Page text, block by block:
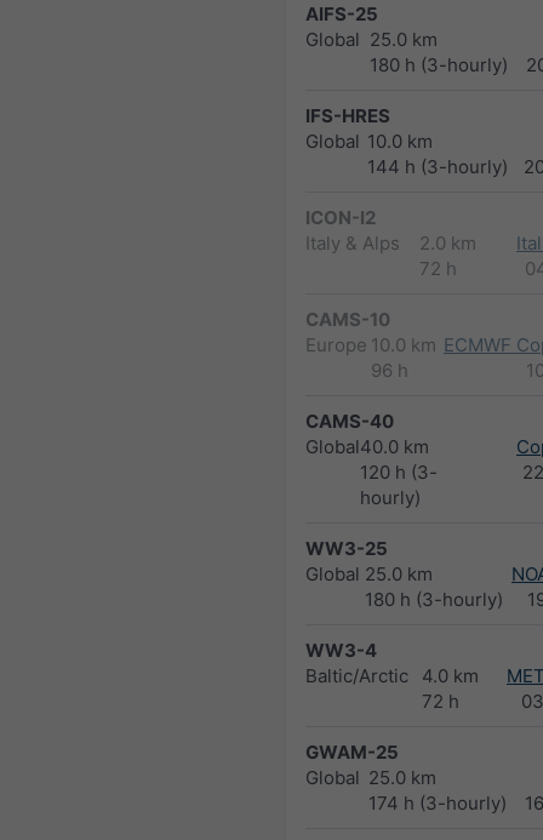
AIFS-25
Global 25.0 km
180 h (3-hourly)
IFS-HRES
Global 10.0 km
144 h (3-hourly)
ICON-I2
Italy & Alps
2.0 km
72 h
CAMS-10
Europe 10.0 km
96 h
ECMWF
CAMS-40
Global40.0 km
120 h (3-
hourly)
WW3-25
Global 25.0 km
180 h (3-hourly)
WW3-4
Baltic/Arctic
4.0 km
72 h
GWAM-25
Global 25.0 km
174 h (3-hourly)